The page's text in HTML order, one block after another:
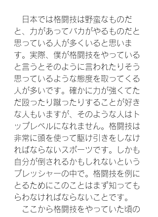
日本では格闘技は野蛮なものだ
と、力があってバカがやるものだと
思っている人が多くいると思いま
す。実際、僕が格闘技をやっている
と言うとそのように言われたりそう
思っているような態度を取ってくる
人が多いです。確かに力が強くてた
だ殴ったり蹴ったりすることが好き
な人もいますが、そのような人はト
ップレベルになれません。格闘技は
非常に頭を使って駆け引きをしなけ
ればならないスポーツです。しかも
自分が倒されるかもしれないという
プレッシャーの中で。格闘技を例に
とるためにこのことはまず知っても
らわなければならないことです。
ここから格闘技をやっていた頃の